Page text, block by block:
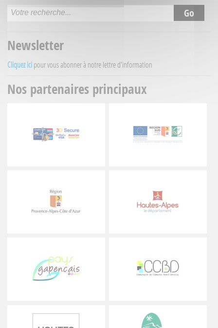
Newsletter
Cliquez ici pour vous abonner à notre lettre d'information
Nos partenaires principaux